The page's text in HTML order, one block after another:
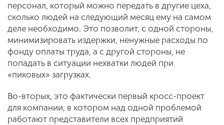
персонал, который можно передать в другие цеха,
сколько людей на следующий месяц ему на самом
деле необходимо. Это позволит, с одной стороны,
минимизировать издержки, ненужные расходы по
фонду оплаты труда, а с другой стороны, не
попадать в ситуации нехватки людей при
«пиковых» загрузках.
Во-вторых, это фактически первый кросс-проект
для компании, в котором над одной проблемой
работают представители всех предприятий